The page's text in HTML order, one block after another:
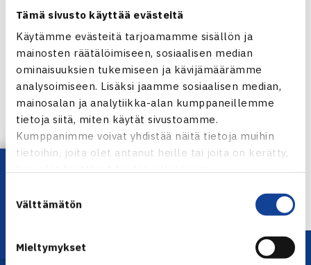
Tämä sivusto käyttää evästeitä
Käytämme evästeitä tarjoamamme sisällön ja
mainosten räätälöimiseen, sosiaalisen median
ominaisuuksien tukemiseen ja kävijämäärämme
analysoimiseen. Lisäksi jaamme sosiaalisen median,
mainosalan ja analytiikka-alan kumppaneillemme
tietoja siitä, miten käytät sivustoamme.
Kumppanimme voivat yhdistää näitä tietoja muihin
tietoihin, joita olet antanut heille tai joita on kerätty,
valinta
Välttämätön
Mieltymykset
Jaa:
← Edellinen
Lataa OmaTennis!